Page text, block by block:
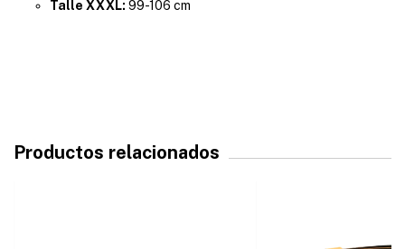
Talle XXXL: 99-106 cm
Productos relacionados